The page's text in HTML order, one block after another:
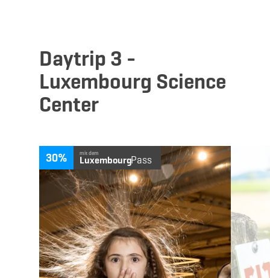
Daytrip 3 -
Luxembourg Science
Center
30% mit dem
LuxembourgPass